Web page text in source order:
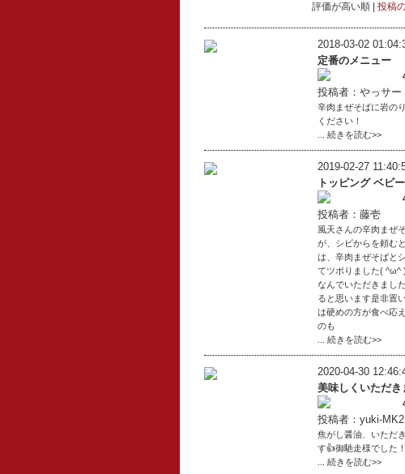
評価が高い順 投稿
2018-03-02
定番のメニュー
投稿者：やっサー
辛肉まぜそばに岩の
ください！
... 続きを読む>>
2019-02-27
トッピング ベビ
投稿者：藤壱
風天さんの辛肉まぜ
が、シビからを頼む
は、辛肉まぜそばと
てツボりました( ^ω^
なんでいただきまし
ると思います是非置
は硬めの方が食べ応
のも
... 続きを読む>>
2020-04-30
美味しくいただき
投稿者：yuki-MK2
焦がし醤油、いただ
す👍御馳走様でした！
... 続きを読む>>